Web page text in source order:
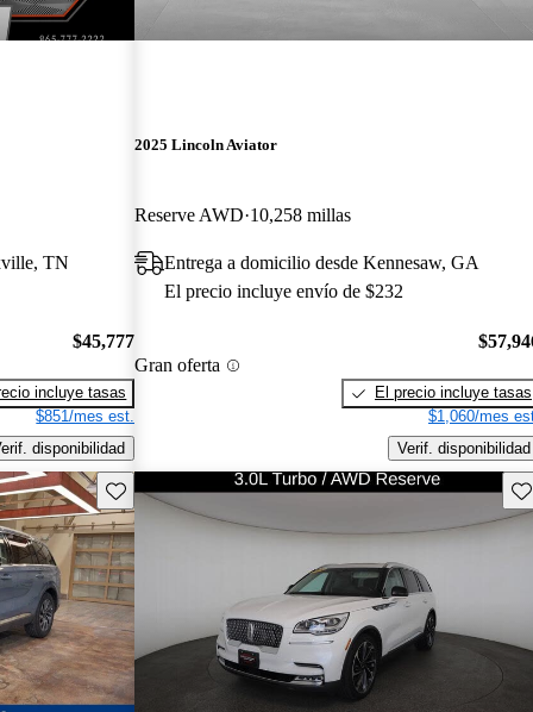
TN
$45,777
incluye tasas
$851/mes est.
disponibilidad
2025 Lincoln Aviator
Reserve AWD 10,258 millas
Entrega a domicilio desde Kennesaw, GA
El precio incluye envío de $232
Gran oferta
El precio incluye tasas
$1,060/mes
Verif. disponibilidad
Guarda este Aviso